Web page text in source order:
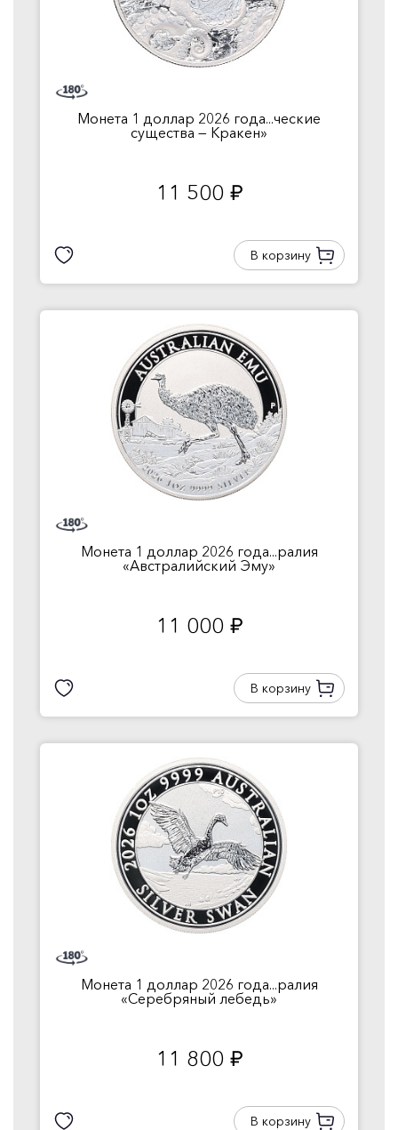
Монета 1 доллар 2026 года...ческие
существа — Кракен»
11 500 руб.
В корзину
Монета 1 доллар 2026 года...ралия
«Австралийский Эму»
11 000 руб.
В корзину
Монета 1 доллар 2026 года...ралия
«Серебряный лебедь»
11 800 руб.
В корзину